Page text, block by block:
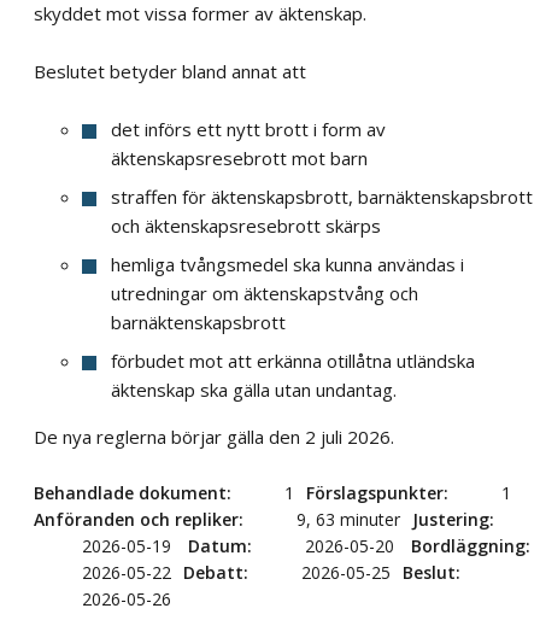
skyddet mot vissa former av äktenskap.
Beslutet betyder bland annat att
det införs ett nytt brott i form av
äktenskapsresebrott mot barn
straffen för äktenskapsbrott, barnäktenskapsbrott
och äktenskapsresebrott skärps
hemliga tvångsmedel ska kunna användas i
utredningar om äktenskapstvång och
barnäktenskapsbrott
förbudet mot att erkänna otillåtna utländska
äktenskap ska gälla utan undantag.
De nya reglerna börjar gälla den 2 juli 2026.
Behandlade dokument 1 Förslagspunkter
1
Anföranden och repliker
9, 63 minuter
Justering
2026-05-19
Datum 2026-05-20
Bordläggning
2026-05-22 Debatt 2026-05-25
Beslut
2026-05-26